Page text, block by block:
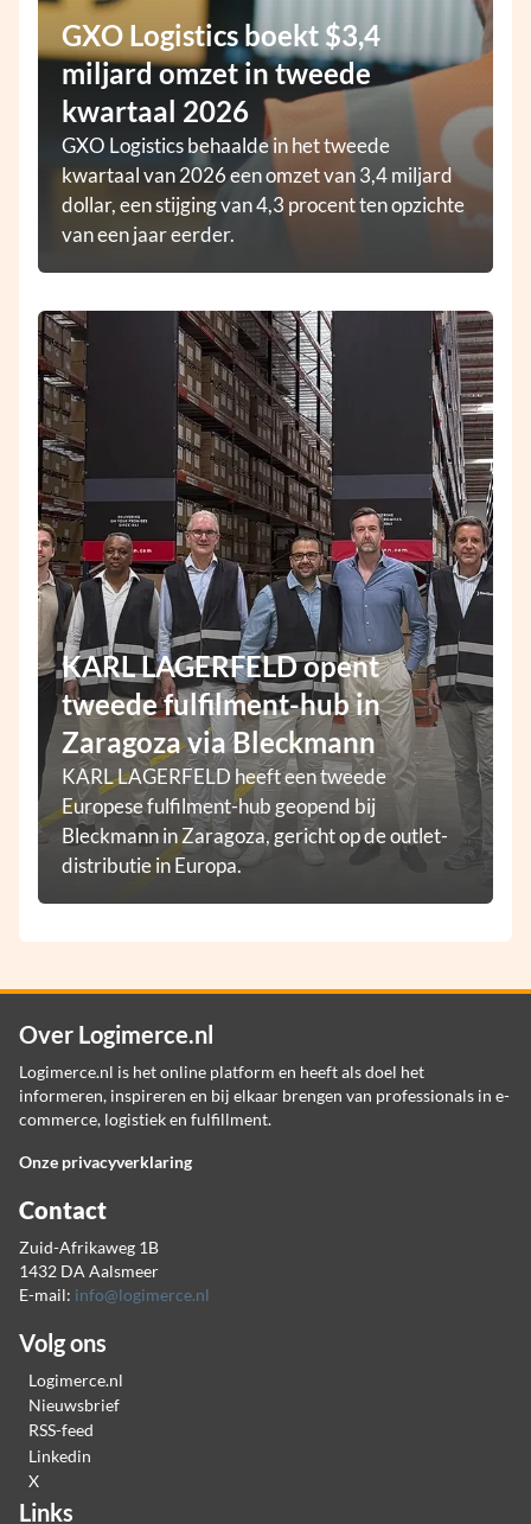
GXO Logistics boekt $3,4
miljard omzet in tweede
kwartaal 2026
GXO Logistics behaalde in het tweede
kwartaal van 2026 een omzet van 3,4 miljard
dollar, een stijging van 4,3 procent ten opzichte
van een jaar eerder.
KARL LAGERFELD opent
tweede fulfilment-hub in
Zaragoza via Bleckmann
KARL LAGERFELD heeft een tweede
Europese fulfilment-hub geopend bij
Bleckmann in Zaragoza, gericht op de outlet-
distributie in Europa.
Over Logimerce.nl
Logimerce.nl is het online platform en heeft als doel het
informeren, inspireren en bij elkaar brengen van professionals in e-
commerce, logistiek en fulfillment.
Onze privacyverklaring
Contact
Zuid-Afrikaweg 1B
1432 DA Aalsmeer
E-mail: info@logimerce.nl
Volg ons
Logimerce.nl
Nieuwsbrief
RSS-feed
Linkedin
X
Links